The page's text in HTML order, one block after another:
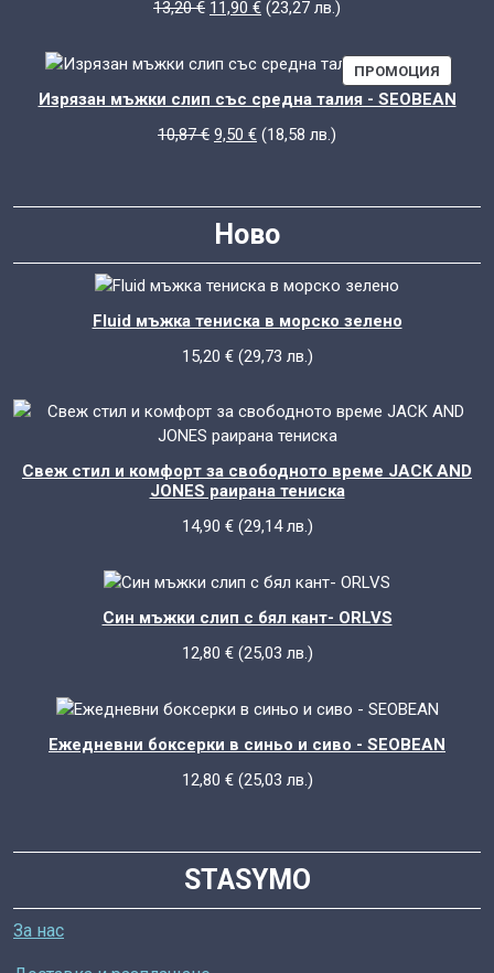
13,20€ Original
11,90 €Текущата
11,90 €.
(23,27 лв.)
ПРОМОЦИЯ
С
Изрязан мъжки слип със средна талия - SEOBEAN
10,87€ Original
10,87 €.
9,50 €Текущата
9,50 €.
(18,58 лв.)
Ново
Fluid мъжка тениска в морско зелено
15,20 € (29,73 лв.)
Свеж стил и комфорт за свободното време JACK AND
JONES раирана тениска
14,90 € (29,14лв.)
Син мъжки слип с бял кант- ORLVS
12,80 € (25,03 лв.)
Ежедневни боксерки в синьо и сиво - SEOBEAN
12,80 € (25,03 лв.)
STASYMO
За нас